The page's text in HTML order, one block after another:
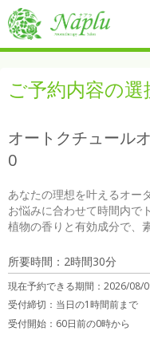
ご予約内容の選
オートクチュール
0
あなたの理想を叶えるオー
お悩みに合わせて時間内で
植物の香りと有効成分で、
所要時間：2時間30分
現在予約できる期間： 2026/08/
受付締切： 当日の1時間前まで
受付開始： 60日前の0時から